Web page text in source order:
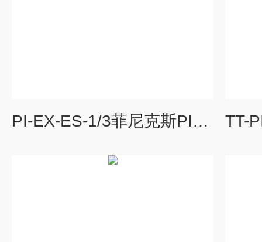
PI-EX-ES-1/3菲尼克斯PI-EX-ES-1/3电子底座